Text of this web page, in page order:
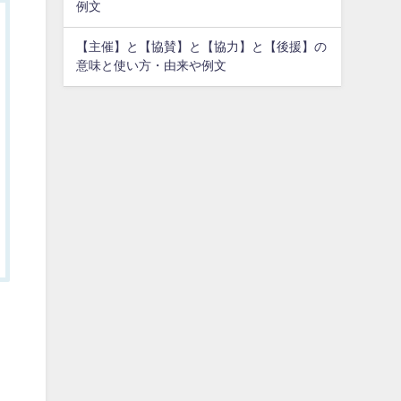
例文
【主催】と【協賛】と【協力】と【後援】の
意味と使い方・由来や例文